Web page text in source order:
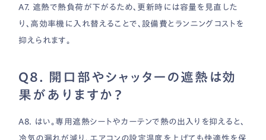
A7. 遮熱で熱負荷が下がるため、更新時には容量を見直した
り、高効率機に入れ替えることで、設備費とランニングコストを
抑えられます。
Q8. 開口部やシャッターの遮熱は効
果がありますか？
A8. はい。専用遮熱シートやカーテンで熱の出入りを抑えると、